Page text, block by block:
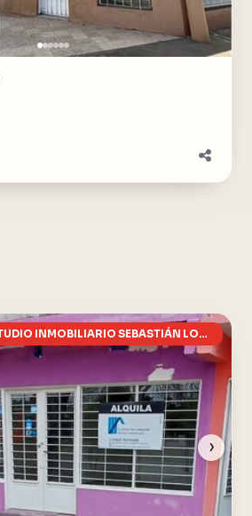
›
ESTUDIO INMOBILIARIO SEBASTIÁN LORENZÓN